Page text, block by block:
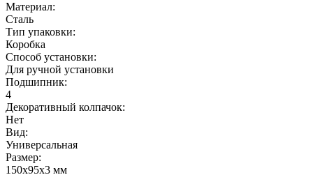
Материал:
Сталь
Тип упаковки:
Коробка
Способ установки:
Для ручной установки
Подшипник:
4
Декоративный колпачок:
Нет
Вид:
Универсальная
Размер:
150x95x3 мм